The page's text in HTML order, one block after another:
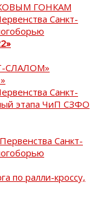
ГОНКАМ
Санкт-
СЛАЛОМ»
Санкт-
этапа ЧиП СЗФО
Санкт-
по ралли-кроссу,